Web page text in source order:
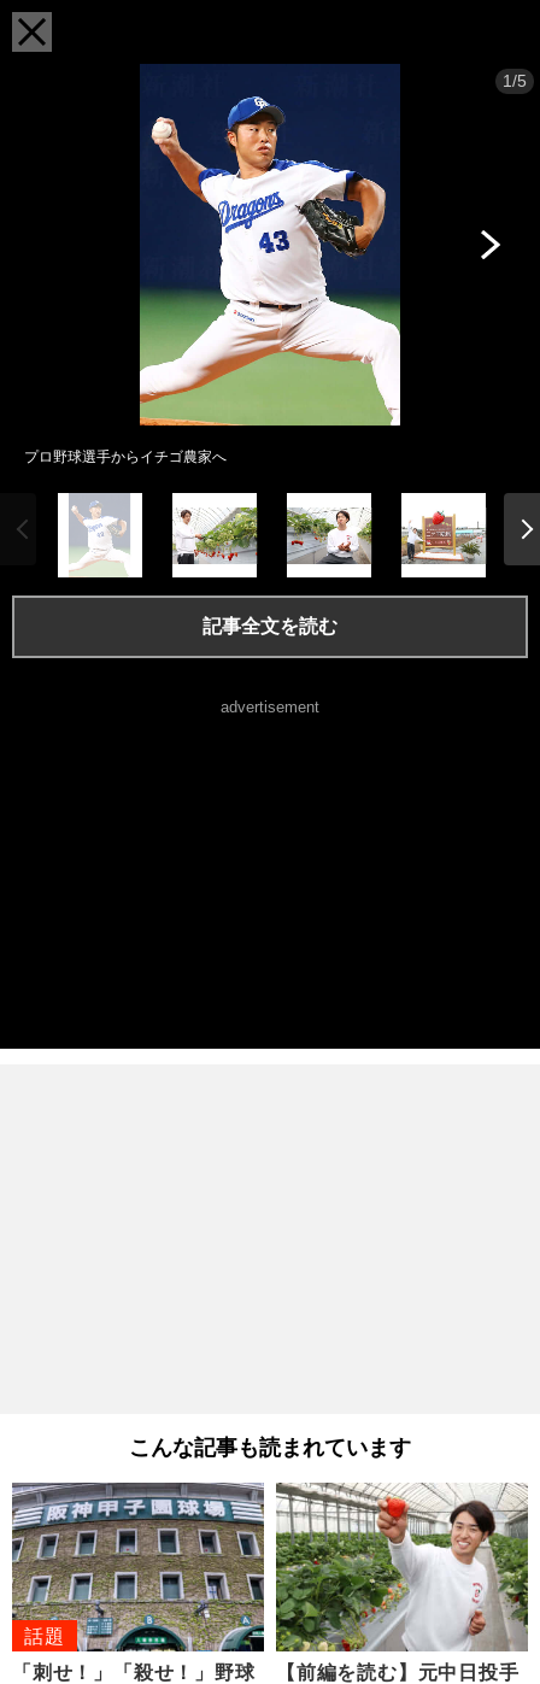
1/5
プロ野球選手からイチゴ農家へ
記事全文を読む
advertisement
こんな記事も読まれています
話題
「刺せ！」「殺せ！」野球
【前編を読む】元中日投手